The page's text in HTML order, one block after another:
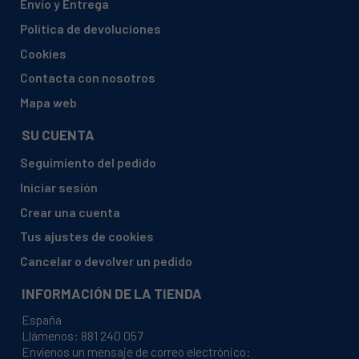
AEG, LAVAMAT 550BZ 605634038
AEG, LAVAMAT 555 D 60563403600
AEG, LAVAMAT 650 BZ 60563406000
AEG, LAVAMAT 650BZ 605634060
AEG, LAVAMAT 655 BZ 605634027
Envío y Entrega
Política de devoluciones
Cookies
Contacta con nosotros
Mapa web
SU CUENTA
Seguimiento del pedido
Iniciar sesión
Crear una cuenta
Tus ajustes de cookies
Cancelar o devolver un pedido
INFORMACIÓN DE LA TIENDA
España
Llámenos: 881 240 057
Envíenos un mensaje de correo electrónico: